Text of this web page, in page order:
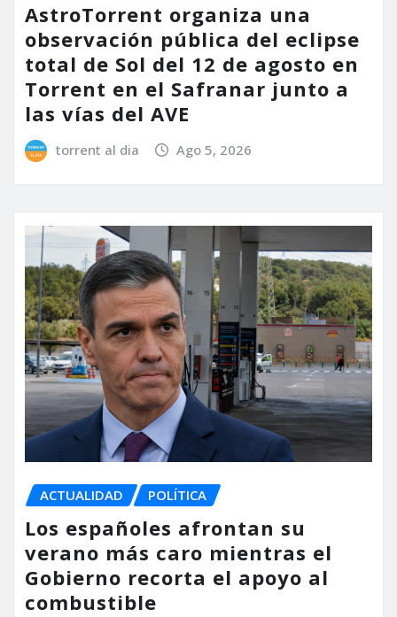
AstroTorrent organiza una
observación pública del eclipse
total de Sol del 12 de agosto en
Torrent en el Safranar junto a
las vías del AVE
torrent al dia Ago 5, 2026
ACTUALIDAD POLÍTICA
Los españoles afrontan su
verano más caro mientras el
Gobierno recorta el apoyo al
combustible